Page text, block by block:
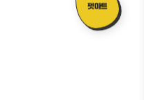
펫마트